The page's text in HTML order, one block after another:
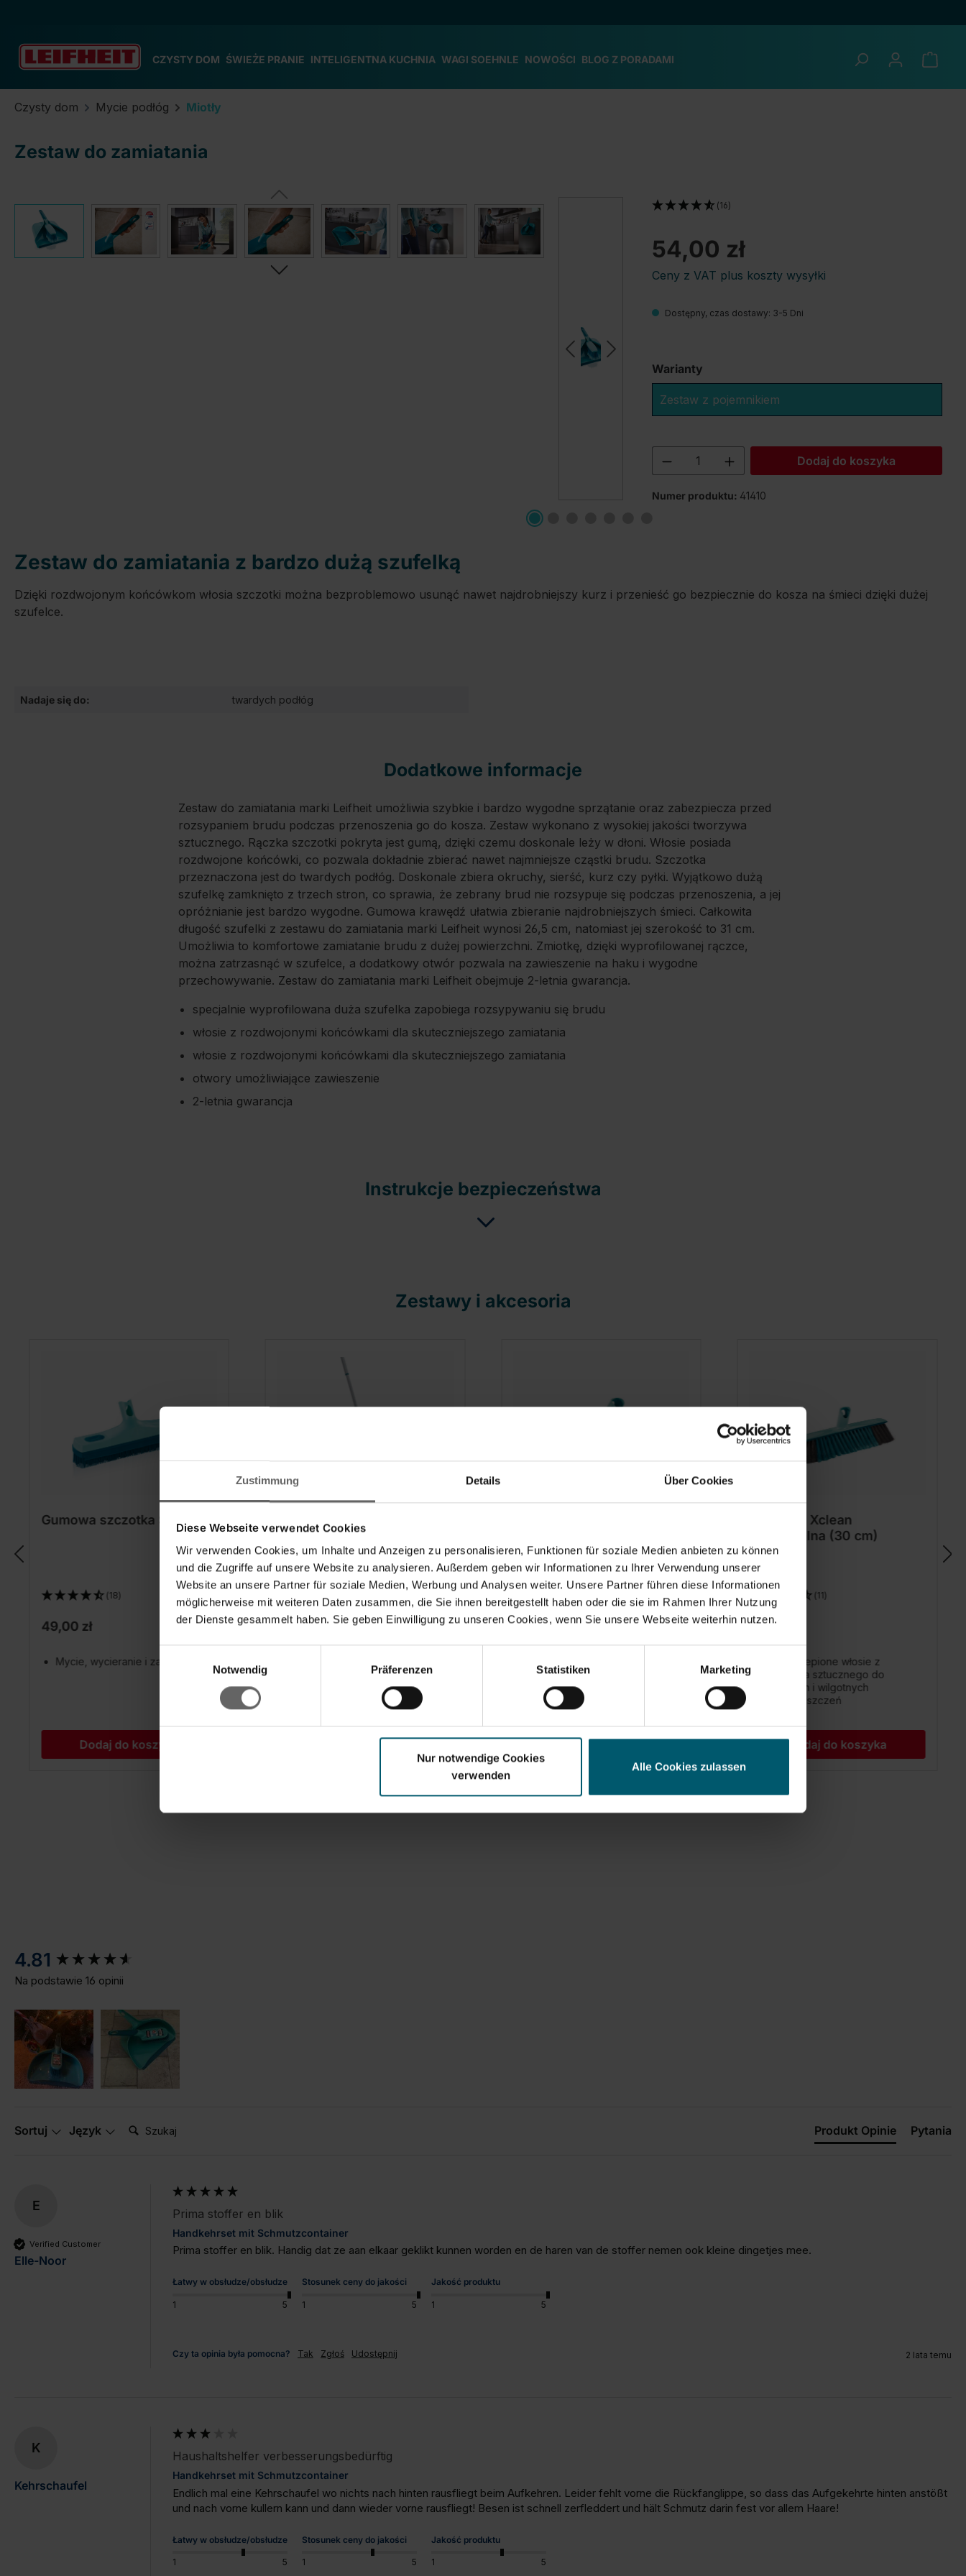
Zustimmung Details Über Cookies
Diese Webseite verwendet Cookies
Wir verwenden Cookies, um Inhalte und Anzeigen zu personalisieren, Funktionen für soziale Medien anbieten zu können
und die Zugriffe auf unsere Website zu analysieren. Außerdem geben wir Informationen zu Ihrer Verwendung unserer
Website an unsere Partner für soziale Medien, Werbung und Analysen weiter. Unsere Partner führen diese Informationen
möglicherweise mit weiteren Daten zusammen, die Sie ihnen bereitgestellt haben oder die sie im Rahmen Ihrer Nutzung
der Dienste gesammelt haben. Sie geben Einwilligung zu unseren Cookies, wenn Sie unsere Webseite weiterhin nutzen.
Notwendig
Präferenzen Statistiken Marketing
Nur notwendige Cookies
verwenden
Alle Cookies zulassen
CZYSTY DOM ŚWIEŻE PRANIE INTELIGENTNA KUCHNIA WAGI SOEHNLE NOWOŚCI BLOG Z PORADAMI
Czysty dom Mycie podłóg Miotły
Zestaw do zamiatania
54,00 zł
Ceny z VAT plus koszty wysyłki
(16)
Dostępny, czas dostawy: 3-5 Dni
Warianty
Zestaw z pojemnikiem
Ilość produktu: Wprowadź żądaną
Dodaj do koszyka
Numer produktu: 41410
Zestaw do zamiatania z bardzo dużą szufelką
Dzięki rozdwojonym końcówkom włosia szczotki można bezproblemowo usunąć nawet najdrobniejszy kurz i przenieść go bezpiecznie do kosza na śmieci dzięki dużej
szufelce.
Nadaje się do: twardych podłóg
Dodatkowe informacje
Zestaw do zamiatania marki Leifheit umożliwia szybkie i bardzo wygodne sprzątanie oraz zabezpiecza przed
rozsypaniem brudu podczas przenoszenia go do kosza. Zestaw wykonano z wysokiej jakości tworzywa
sztucznego. Rączka szczotki pokryta jest gumą, dzięki czemu doskonale leży w dłoni. Włosie posiada
rozdwojone końcówki, co pozwala dokładnie zbierać nawet najmniejsze cząstki brudu. Szczotka
przeznaczona jest do twardych podłóg. Doskonale zbiera okruchy, sierść, kurz czy pyłki. Wyjątkowo dużą
szufelkę zamknięto z trzech stron, co sprawia, że zebrany brud nie rozsypuje się podczas przenoszenia, a jej
opróżnianie jest bardzo wygodne. Gumowa krawędź ułatwia zbieranie najdrobniejszych śmieci. Całkowita
długość szufelki z zestawu do zamiatania marki Leifheit wynosi 26,5 cm, natomiast jej szerokość to 31 cm.
Umożliwia to komfortowe zamiatanie brudu z dużej powierzchni. Zmiotkę, dzięki wyprofilowanej rączce,
można zatrzasnąć w szufelce, a dodatkowy otwór pozwala na zawieszenie na haku i wygodne
przechowywanie. Zestaw do zamiatania marki Leifheit obejmuje 2-letnia gwarancja.
specjalnie wyprofilowana duża szufelka zapobiega rozsypywaniu się brudu
włosie z rozdwojonymi końcówkami dla skuteczniejszego zamiatania
włosie z rozdwojonymi końcówkami dla skuteczniejszego zamiatania
otwory umożliwiające zawieszenie
2-letnia gwarancja
Instrukcje bezpieczeństwa
Zestawy i akcesoria
Gumowa szczotka Supra
(18)
49,00 zł
Mycie, wycieranie i zamiatanie
Dodaj do koszyka
Szczotka wielofunkcyjna
Supra
89,00 zł
krawędzią odprowadzającą
drążek teleskopowy 80–140 cm
Dodaj do koszyka
39,00 zł
tworzywa sztucznego do
drobnych i wilgotnych
zanieczyszczeń
Szczegóły
Szczotka Xclean
uniwersalna (30 cm)
(11)
35,00 zł
Rozszczepione włosie z
tworzywa sztucznego do
drobnych i wilgotnych
zanieczyszczeń
Dodaj do koszyka
4.81
Na podstawie 16 opinii
Sortuj Język Szukaj: Produkt Opinie Pytania
E
Verified Customer
Elle-Noor
Prima stoffer en blik
Handkehrset mit Schmutzcontainer
Prima stoffer en blik. Handig dat ze aan elkaar geklikt kunnen worden en de haren van de stoffer nemen ook kleine dingetjes mee.
Łatwy w obsłudze/obsłudze
1 5
Stosunek ceny do jakości
1 5
Jakość produktu
1 5
Czy ta opinia była pomocna? Tak Zgłoś Udostępnij 2 lata temu
K
Kehrschaufel
Haushaltshelfer verbesserungsbedürftig
Handkehrset mit Schmutzcontainer
Endlich mal eine Kehrschaufel wo nichts nach hinten rausfliegt beim Aufkehren. Leider fehlt vorne die Rückfanglippe, so dass das Aufgekehrte hinten anstößt
und nach vorne kullern kann und dann wieder vorne rausfliegt! Besen ist schnell zerfleddert und hält Schmutz darin fest vor allem Haare!
Łatwy w obsłudze/obsłudze
1 5
Stosunek ceny do jakości
1 5
Jakość produktu
1 5
New content loaded